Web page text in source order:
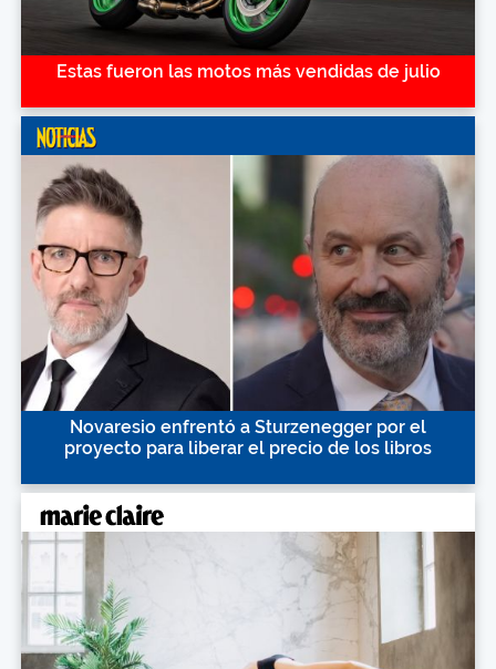
Estas fueron las motos más vendidas de julio
Novaresio enfrentó a Sturzenegger por el
proyecto para liberar el precio de los libros